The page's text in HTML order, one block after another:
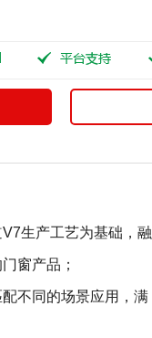
生产工艺为基础，融
窗产品；
不同的场景应用，满